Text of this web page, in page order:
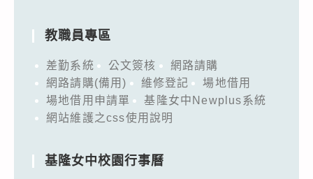
教職員專區
差勤系統 公文簽核
網路請購
網路請購(備用)
維修登記
場地借用
場地借用申請單
基隆女中Newplus系統
網站維護之css使用說明
基隆女中校園行事曆